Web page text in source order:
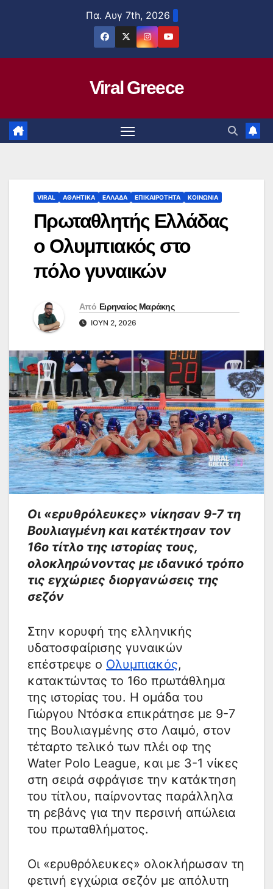
Πα. Αυγ 7th, 2026
Viral Greece
VIRAL ΑΘΛΗΤΙΚΑ ΕΛΛΑΔΑ ΕΠΙΚΑΙΡΟΤΗΤΑ ΚΟΙΝΩΝΙΑ
Πρωταθλητής Ελλάδας
ο Ολυμπιακός στο
πόλο γυναικών
Από Ειρηναίος Μαράκης
ΙΟΎΝ 2, 2026
Οι «ερυθρόλευκες» νίκησαν 9-7 τη
Βουλιαγμένη και κατέκτησαν τον
16ο τίτλο της ιστορίας τους,
ολοκληρώνοντας με ιδανικό τρόπο
τις εγχώριες διοργανώσεις της
σεζόν
Στην κορυφή της ελληνικής
υδατοσφαίρισης γυναικών
επέστρεψε ο Ολυμπιακός,
κατακτώντας το 16ο πρωτάθλημα
της ιστορίας του. Η ομάδα του
Γιώργου Ντόσκα επικράτησε με 9-7
της Βουλιαγμένης στο Λαιμό, στον
τέταρτο τελικό των πλέι οφ της
Water Polo League, και με 3-1 νίκες
στη σειρά σφράγισε την κατάκτηση
του τίτλου, παίρνοντας παράλληλα
τη ρεβάνς για την περσινή απώλεια
του πρωταθλήματος.
Οι «ερυθρόλευκες» ολοκλήρωσαν τη
φετινή εγχώρια σεζόν με απόλυτη